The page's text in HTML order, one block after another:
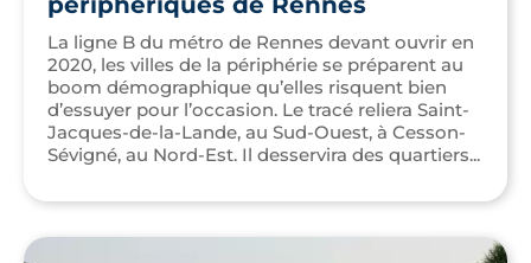
La ligne B du métro de Rennes devant ouvrir en
2020, les villes de la périphérie se préparent au
boom démographique qu’elles risquent bien
d’essuyer pour l’occasion. Le tracé reliera Saint-
Jacques-de-la-Lande, au Sud-Ouest, à Cesson-
Sévigné, au Nord-Est. Il desservira des quartiers...